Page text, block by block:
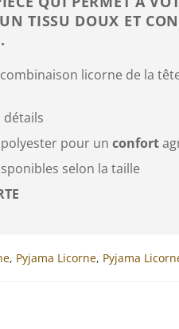
TISSU DOUX ET
licorne de la
détails
pour un confort
selon la taille
, Pyjama Licorne, Pyjama